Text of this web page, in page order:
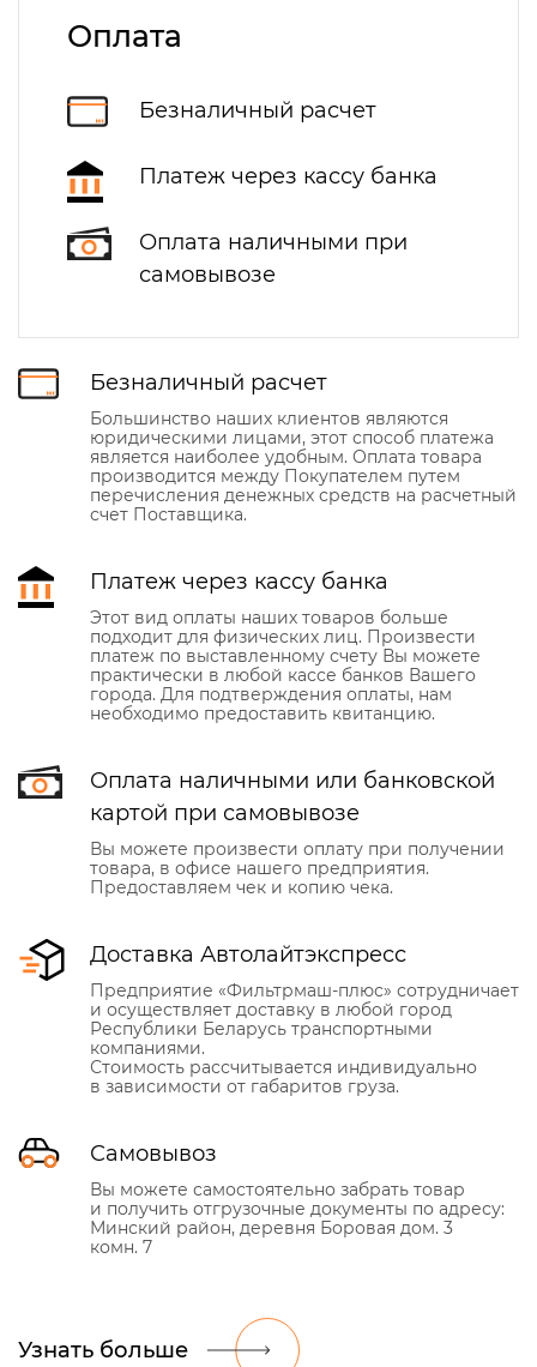
Оплата
Безналичный расчет
Платеж через кассу банка
Оплата наличными при
самовывозе
Безналичный расчет
Большинство наших клиентов являются
юридическими лицами, этот способ платежа
является наиболее удобным. Оплата товара
производится между Покупателем путем
перечисления денежных средств на расчетный
счет Поставщика.
Платеж через кассу банка
Этот вид оплаты наших товаров больше
подходит для физических лиц. Произвести
платеж по выставленному счету Вы можете
практически в любой кассе банков Вашего
города. Для подтверждения оплаты, нам
необходимо предоставить квитанцию.
Оплата наличными или банковской
картой при самовывозе
Вы можете произвести оплату при получении
товара, в офисе нашего предприятия.
Предоставляем чек и копию чека.
Доставка Автолайтэкспресс
Предприятие «Фильтрмаш-плюс» сотрудничает
и осуществляет доставку в любой город
Республики Беларусь транспортными
компаниями.
Стоимость рассчитывается индивидуально
в зависимости от габаритов груза.
Самовывоз
Вы можете самостоятельно забрать товар
и получить отгрузочные документы по адресу:
Минский район, деревня Боровая дом. 3
комн. 7
Узнать больше